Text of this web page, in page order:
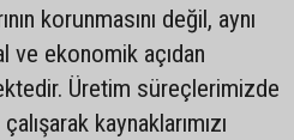
korunmasını değil, aynı
ve ekonomik açıdan
Üretim süreçlerimizde
kaynaklarımızı